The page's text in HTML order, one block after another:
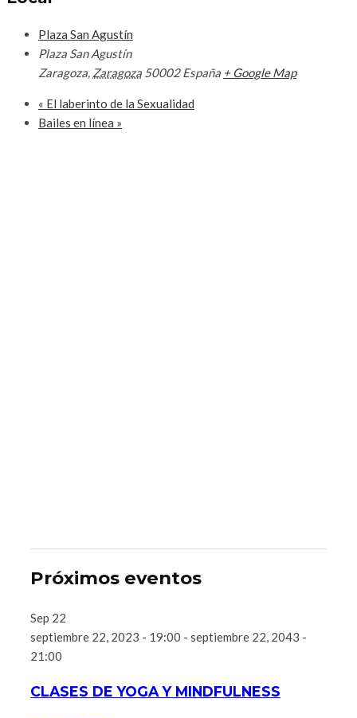
Plaza San Agustín
Plaza San Agustín
Zaragoza, Zaragoza 50002 España + Google Map
« El laberinto de la Sexualidad
Bailes en línea »
Próximos eventos
Sep 22
septiembre 22, 2023 - 19:00 - septiembre 22, 2043 -
21:00
CLASES DE YOGA Y MINDFULNESS